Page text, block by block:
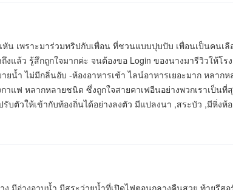
เพราะมาร่วมทริปกับเพื่อน ที่ชวนแบบปุบปับ เพื่อนเป็นคนเลื
งแล้ว รู้สึกถูกใจมากค่ะ จนต้องขอ Login ของนางมารีวิวให้โ
น้ำ ไม่มีกลิ่นอับ -ห้องอาหารเช้า ไลน์อาหารเยอะมาก หลา
าแฟ หลากหลายชนิด ซึ่งถูกใจสายคาเฟอีนอย่างพวกเราเป็นที่
บตัวให้เข้ากับท้องถิ่นได้อย่างลงตัว มีแปลงนา ,สระบัว ,มีหิ่ง
ง มีอ่างอาบน้ำ มีสระว่ายน้ำที่เปิดไฟตอนกลางคืนสวย ท้ายรี